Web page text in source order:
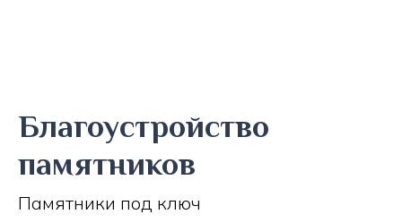
Благоустройство
памятников
Памятники под ключ